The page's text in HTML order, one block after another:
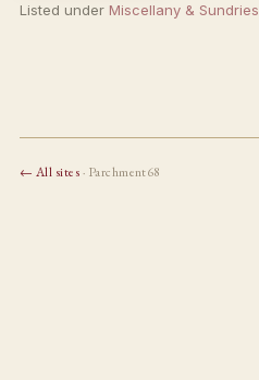
Listed under Miscellany & Sundries
← All sites· Parchment68